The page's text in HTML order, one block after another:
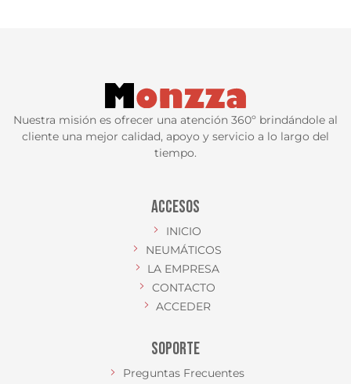
Nuestra misión es ofrecer una atención 360º brindándole al
cliente una mejor calidad, apoyo y servicio a lo largo del
tiempo.
ACCESOS
INICIO
NEUMÁTICOS
LA EMPRESA
CONTACTO
ACCEDER
SOPORTE
Preguntas Frecuentes